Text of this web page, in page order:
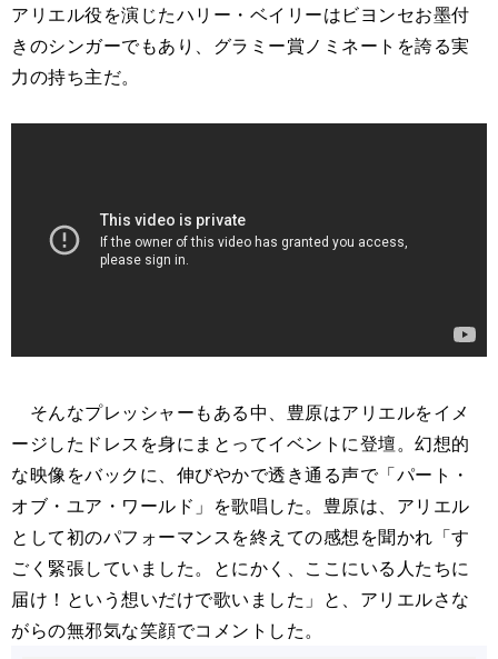
アリエル役を演じたハリー・ベイリーはビヨンセお墨付
きのシンガーでもあり、グラミー賞ノミネートを誇る実
力の持ち主だ。
そんなプレッシャーもある中、豊原はアリエルをイメ
ージしたドレスを身にまとってイベントに登壇。幻想的
な映像をバックに、伸びやかで透き通る声で「パート・
オブ・ユア・ワールド」を歌唱した。豊原は、アリエル
として初のパフォーマンスを終えての感想を聞かれ「す
ごく緊張していました。とにかく、ここにいる人たちに
届け！という想いだけで歌いました」と、アリエルさな
がらの無邪気な笑顔でコメントした。